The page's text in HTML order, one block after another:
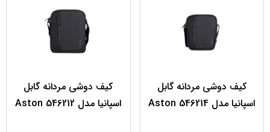
کیف دوشی مردانه گابل
اسپانیا مدل 546214 Aston
کیف دوشی مردانه گابل
اسپانیا مدل 546212 Aston